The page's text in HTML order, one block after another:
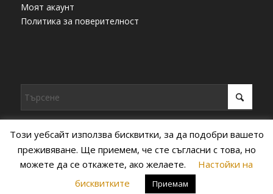
Моят акаунт
Политика за поверителност
Enfold WordPress Theme by Kriesi
Този уебсайт използва бисквитки, за да подобри вашето
преживяване. Ще приемем, че сте съгласни с това, но
можете да се откажете, ако желаете.
Настойки на
бисквитките
Приемам